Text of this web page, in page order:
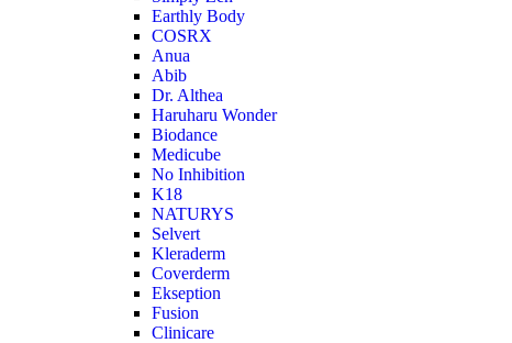
Earthly Body
COSRX
Anua
Abib
Dr. Althea
Haruharu Wonder
Biodance
Medicube
No Inhibition
K18
NATURYS
Selvert
Kleraderm
Coverderm
Ekseption
Fusion
Clinicare